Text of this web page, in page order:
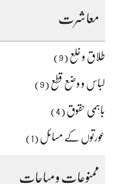
معاشرت
طلاق و خلع (9)
لباس و وضع قطع (9)
باہمی حقوق (4)
عورتوں کے مسائل (1)
ممنوعات و مباحات